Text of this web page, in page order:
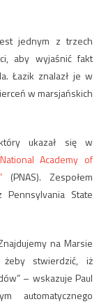
jednym z trzech
aby wyjaśnić fakt
Łazik znalazł je w
w marsjańskich
ukazał się w
Academy of
(PNAS). Zespołem
State
na Marsie
stwierdzić, iż
– wskazuje Paul
automatycznego